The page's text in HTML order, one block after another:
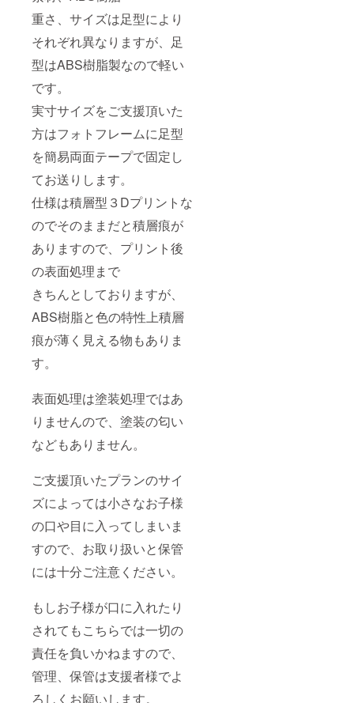
重さ、サイズは足型により
それぞれ異なりますが、足
型はABS樹脂製なので軽い
です。
実寸サイズをご支援頂いた
方はフォトフレームに足型
を簡易両面テープで固定し
てお送りします。
仕様は積層型３Dプリントな
のでそのままだと積層痕が
ありますので、プリント後
の表面処理まで
きちんとしておりますが、
ABS樹脂と色の特性上積層
痕が薄く見える物もありま
す。
表面処理は塗装処理ではあ
りませんので、塗装の匂い
などもありません。
ご支援頂いたプランのサイ
ズによっては小さなお子様
の口や目に入ってしまいま
すので、お取り扱いと保管
には十分ご注意ください。
もしお子様が口に入れたり
されてもこちらでは一切の
責任を負いかねますので、
管理、保管は支援者様でよ
ろしくお願いします。